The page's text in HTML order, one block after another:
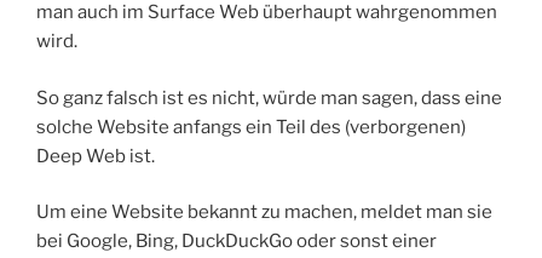
man auch im Surface Web überhaupt wahrgenommen
wird.
So ganz falsch ist es nicht, würde man sagen, dass eine
solche Website anfangs ein Teil des (verborgenen)
Deep Web ist.
Um eine Website bekannt zu machen, meldet man sie
bei Google, Bing, DuckDuckGo oder sonst einer